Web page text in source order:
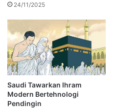
24/11/2025
Saudi Tawarkan Ihram
Modern Bertehnologi
Pendingin